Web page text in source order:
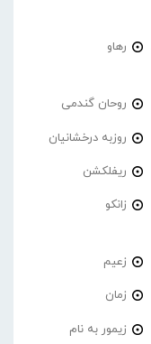
رهاو
روحان گندمی
روزبه درخشانیان
ریفلکشن
زانکو
زعیم
زمان
زیمور به نام